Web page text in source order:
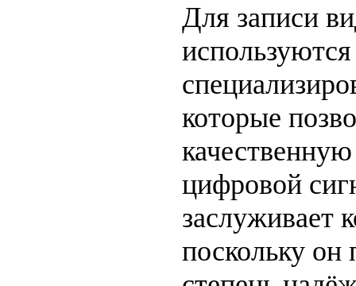
Для записи
которые
цифровой
заслуживает
поскольку он